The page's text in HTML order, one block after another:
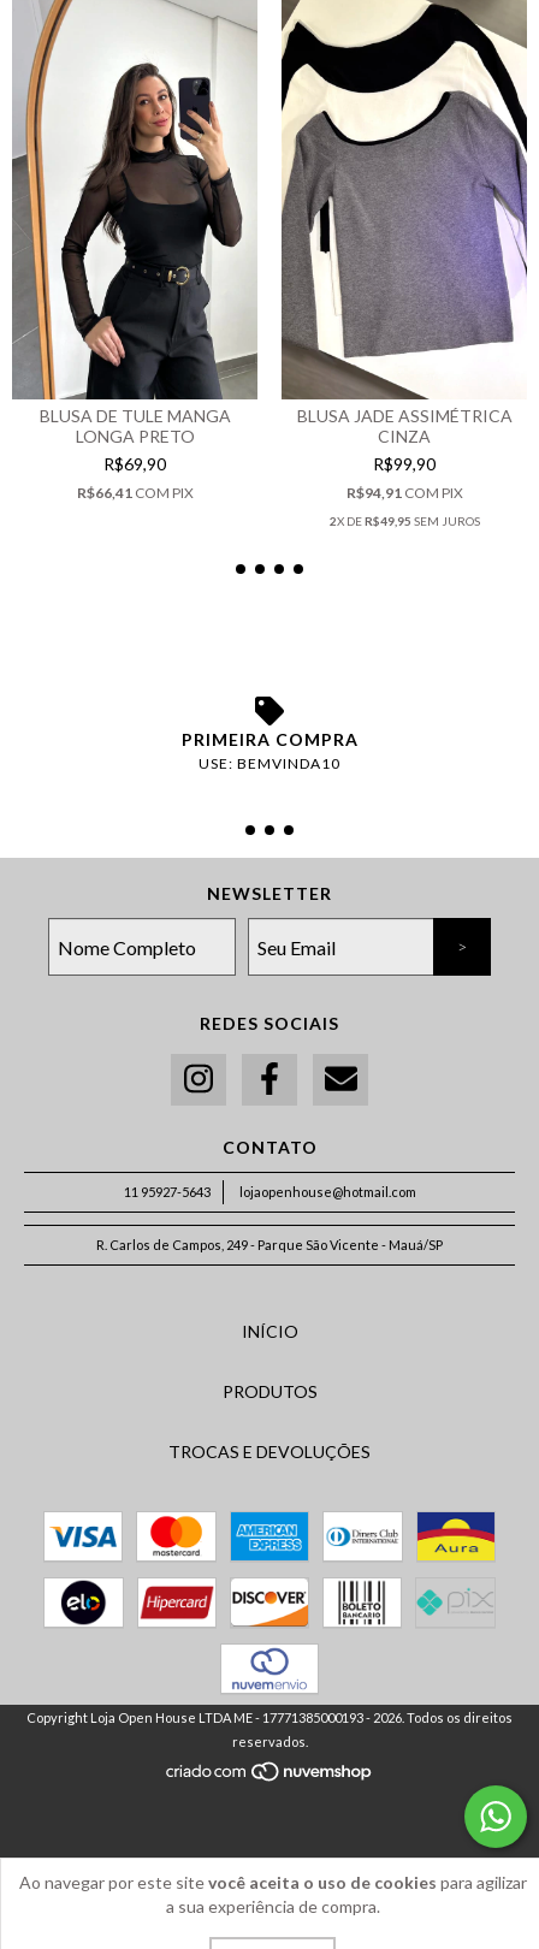
Ao navegar por este sitevocê aceita o uso de cookies para agilizar
a sua experiência de compra.
BLUSA DE TULE MANGA
LONGA PRETO
R$69,90
R$66,41 COM PIX
BLUSA JADE ASSIMÉTRICA
CINZA
R$99,90
R$94,91 COM PIX
2X DER$49,95 SEM JUROS
PRIMEIRA COMPRA
USE: BEMVINDA10
NEWSLETTER
REDES SOCIAIS
CONTATO
11 95927-5643 lojaopenhouse@hotmail.com
R. Carlos de Campos, 249 - Parque São Vicente - Mauá/SP
INÍCIO
PRODUTOS
TROCAS E DEVOLUÇÕES
Copyright Loja Open House LTDA ME - 17771385000193 - 2026. Todos os direitos
reservados.